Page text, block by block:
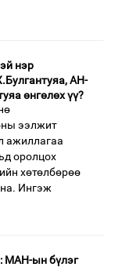
нэр
АН-
өнгөлөх үү?
ээлжит
ажиллагаа
оролцох
хөтөлбөрөө
Ингэж
МАН-ын бүлэг